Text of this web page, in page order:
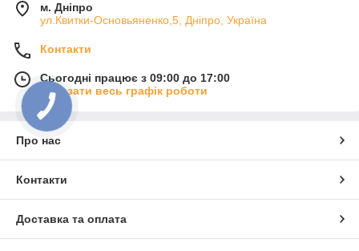
м. Дніпро
ул.Квитки-Основьяненко,5, Дніпро, Україна
Контакти
Сьогодні працює з 09:00 до 17:00
Показати весь графік роботи
Про нас
Контакти
Доставка та оплата